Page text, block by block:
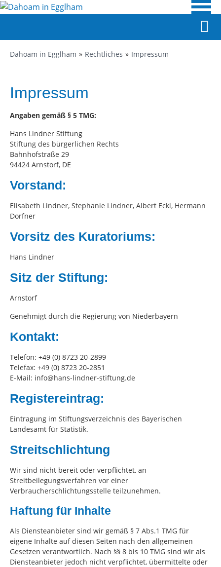
Dahoam in Egglham Rechtliches Impressum
Impressum
Angaben gemäß § 5 TMG:
Hans Lindner Stiftung
Stiftung des bürgerlichen Rechts
Bahnhofstraße 29
94424 Arnstorf, DE
Vorstand:
Elisabeth Lindner, Stephanie Lindner, Albert Eckl, Hermann
Dorfner
Vorsitz des Kuratoriums:
Hans Lindner
Sitz der Stiftung:
Arnstorf
Genehmigt durch die Regierung von Niederbayern
Kontakt:
Telefon: +49 (0) 8723 20-2899
Telefax: +49 (0) 8723 20-2851
E-Mail: info@hans-lindner-stiftung.de
Registereintrag:
Eintragung im Stiftungsverzeichnis des Bayerischen
Landesamt für Statistik.
Streitschlichtung
Wir sind nicht bereit oder verpflichtet, an
Streitbeilegungsverfahren vor einer
Verbraucherschlichtungsstelle teilzunehmen.
Haftung für Inhalte
Als Diensteanbieter sind wir gemäß § 7 Abs.1 TMG für
eigene Inhalte auf diesen Seiten nach den allgemeinen
Gesetzen verantwortlich. Nach §§ 8 bis 10 TMG sind wir als
Diensteanbieter jedoch nicht verpflichtet, übermittelte oder